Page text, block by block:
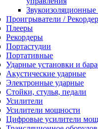
Проигрыватели /
Плееры
Рекордеры
Портастудии
Портативные
Ударные установки и
Акустические ударные
Электронные ударные
Стойки, стулья, педали
Усилители
Усилители мощности
Цифровые усилители